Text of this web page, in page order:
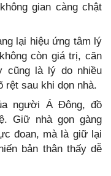
gian càng chật
lại hiệu ứng tâm lý
còn giá trị, căn
cũng là lý do nhiều
rệt sau khi dọn nhà.
người Á Đông, đồ
Giữ nhà gọn gàng
đoan, mà là giữ lại
bản thân thấy dễ